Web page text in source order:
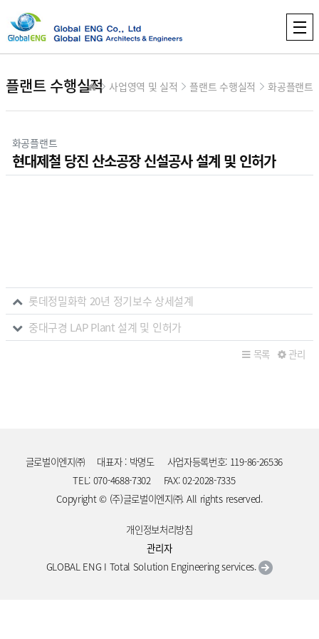
플랜트 수행실적 사업영역 및 실적 플랜트 수행실적 화공플랜트
화공플랜트
현대제철 당진 산소공장 신설공사 설계 및 인허가
관련자료
롯데정밀화학 20년 정기보수 상세설계
중대구경 LAP Plant 설계 및 인허가
목록 관리
글로벌이엔지㈜ 대표자 : 박명도
사업자등록번호: 119-86-26536
TEL: 070-4688-7302
FAX: 02-2028-7335
Copyright © (주)글로벌이엔지㈜. All rights reserved.
개인정보처리방침
관리자
GLOBAL ENG I Total Solution Engineering services.